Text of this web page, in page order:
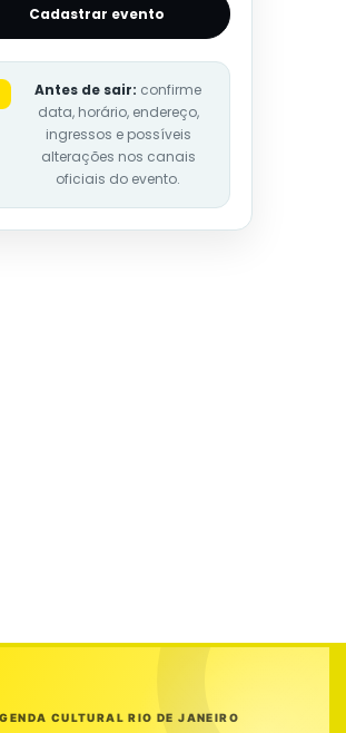
Cadastrar evento
Antes de sair: confirme
data, horário, endereço,
ingressos e possíveis
alterações nos canais
oficiais do evento.
CULTURAL RIO DE JANEIRO